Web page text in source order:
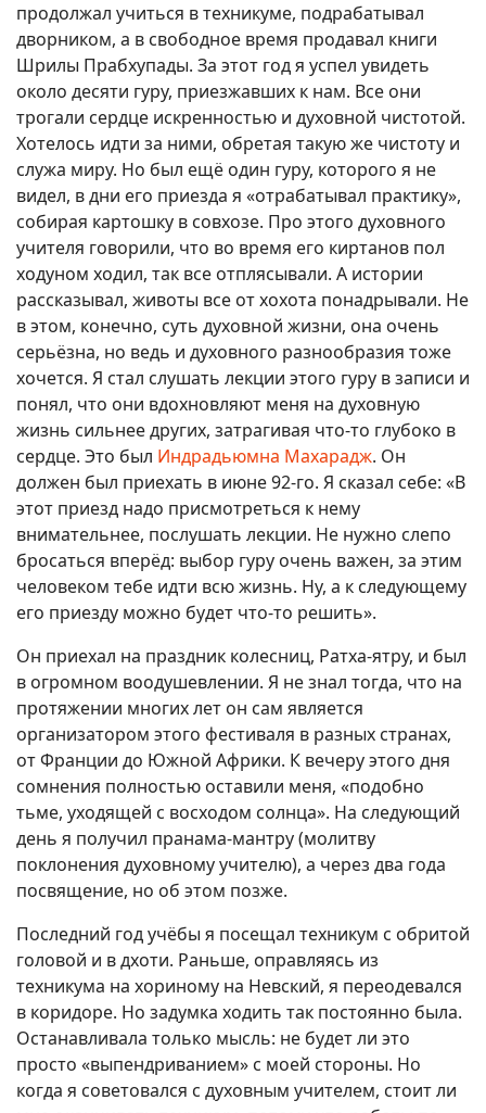
продолжал учиться в техникуме, подрабатывал
дворником, а в свободное время продавал книги
Шрилы Прабхупады. За этот год я успел увидеть
около десяти гуру, приезжавших к нам. Все они
трогали сердце искренностью и духовной чистотой.
Хотелось идти за ними, обретая такую же чистоту и
служа миру. Но был ещё один гуру, которого я не
видел, в дни его приезда я «отрабатывал практику»,
собирая картошку в совхозе. Про этого духовного
учителя говорили, что во время его киртанов пол
ходуном ходил, так все отплясывали. А истории
рассказывал, животы все от хохота понадрывали. Не
в этом, конечно, суть духовной жизни, она очень
серьёзна, но ведь и духовного разнообразия тоже
хочется. Я стал слушать лекции этого гуру в записи и
понял, что они вдохновляют меня на духовную
жизнь сильнее других, затрагивая что-то глубоко в
сердце. Это был Индрадьюмна Махарадж. Он
должен был приехать в июне 92-го. Я сказал себе: «В
этот приезд надо присмотреться к нему
внимательнее, послушать лекции. Не нужно слепо
бросаться вперёд: выбор гуру очень важен, за этим
человеком тебе идти всю жизнь. Ну, а к следующему
его приезду можно будет что-то решить».
Он приехал на праздник колесниц, Ратха-ятру, и был
в огромном воодушевлении. Я не знал тогда, что на
протяжении многих лет он сам является
организатором этого фестиваля в разных странах,
от Франции до Южной Африки. К вечеру этого дня
сомнения полностью оставили меня, «подобно
тьме, уходящей с восходом солнца». На следующий
день я получил пранама-мантру (молитву
поклонения духовному учителю), а через два года
посвящение, но об этом позже.
Последний год учёбы я посещал техникум с обритой
головой и в дхоти. Раньше, оправляясь из
техникума на хориному на Невский, я переодевался
в коридоре. Но задумка ходить так постоянно была.
Останавливала только мысль: не будет ли это
просто «выпендриванием» с моей стороны. Но
когда я советовался с духовным учителем, стоит ли